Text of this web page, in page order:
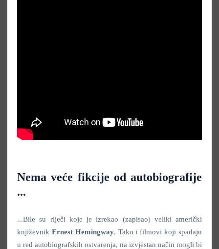
Nema veće fikcije od autobiografije
...
...Bile su riječi koje je izrekao (zapisao) veliki američki
književnik Ernest Hemingway. Tako i filmovi koji spadaju
u red autobiografskih ostvarenja, na izvjestan način mogli bi